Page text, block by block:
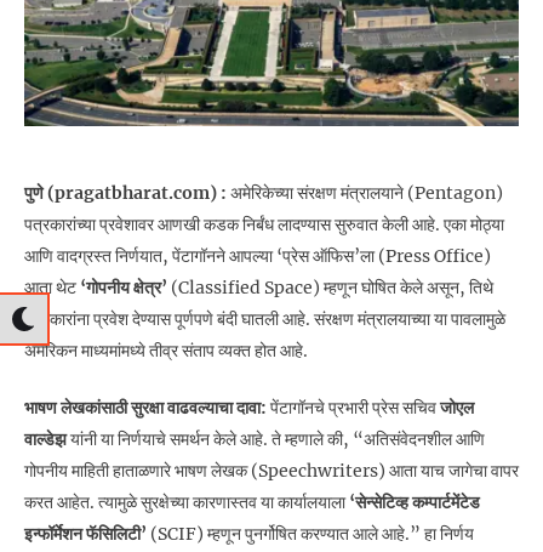
पुणे (pragatbharat.com) : अमेरिकेच्या संरक्षण मंत्रालयाने (Pentagon)
पत्रकारांच्या प्रवेशावर आणखी कडक निर्बंध लादण्यास सुरुवात केली आहे. एका मोठ्या
आणि वादग्रस्त निर्णयात, पेंटागॉनने आपल्या ‘प्रेस ऑफिस’ला (Press Office)
आता थेट ‘गोपनीय क्षेत्र’ (Classified Space) म्हणून घोषित केले असून, तिथे
पत्रकारांना प्रवेश देण्यास पूर्णपणे बंदी घातली आहे. संरक्षण मंत्रालयाच्या या पावलामुळे
अमेरिकन माध्यमांमध्ये तीव्र संताप व्यक्त होत आहे.
भाषण लेखकांसाठी सुरक्षा वाढवल्याचा दावा: पेंटागॉनचे प्रभारी प्रेस सचिवजोएल
वाल्डेझयांनी या निर्णयाचे समर्थन केले आहे. ते म्हणाले की, “अतिसंवेदनशील आणि
गोपनीय माहिती हाताळणारे भाषण लेखक (Speechwriters) आता याच जागेचा वापर
करत आहेत. त्यामुळे सुरक्षेच्या कारणास्तव या कार्यालयाला‘सेन्सेटिव्ह कम्पार्टमेंटेड
इन्फॉर्मेशन फॅसिलिटी’ (SCIF) म्हणून पुनर्गोषित करण्यात आले आहे.” हा निर्णय